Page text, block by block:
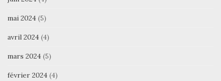
mai 2024 (5)
avril 2024 (4)
mars 2024 (5)
février 2024 (4)